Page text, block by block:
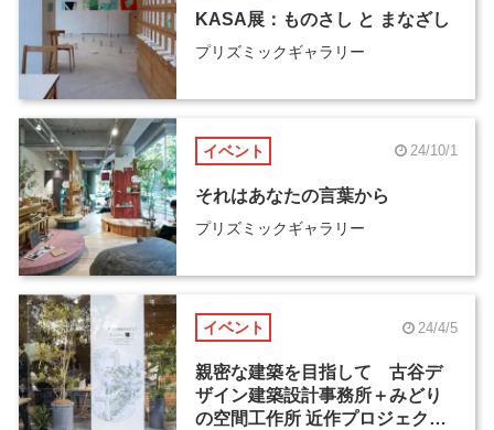
KASA展：ものさし と まなざし
プリズミックギャラリー
イベント 24/10/1
それはあなたの言葉から
プリズミックギャラリー
イベント 24/4/5
親密な建築を目指して 古谷デ
ザイン建築設計事務所＋みどり
の空間工作所 近作プロジェクト